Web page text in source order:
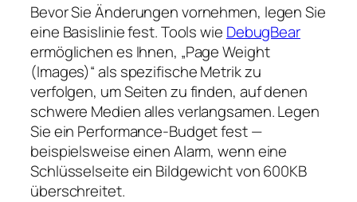
Bevor Sie Änderungen vornehmen, legen Sie
eine Basislinie fest. Tools wie DebugBear
ermöglichen es Ihnen, „Page Weight
(Images)“ als spezifische Metrik zu
verfolgen, um Seiten zu finden, auf denen
schwere Medien alles verlangsamen. Legen
Sie ein Performance-Budget fest —
beispielsweise einen Alarm, wenn eine
Schlüsselseite ein Bildgewicht von 600KB
überschreitet.